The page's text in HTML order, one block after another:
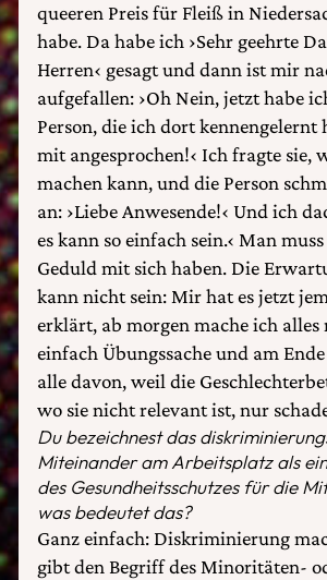
queeren Preis für Fleiß in
habe. Da habe ich ›Sehr geehrte
Herren‹ gesagt und dann ist mir
aufgefallen: ›Oh Nein, jetzt habe
Person, die ich dort kennengelernt
mit angesprochen!‹ Ich fragte sie,
machen kann, und die Person
an: ›Liebe Anwesende!‹ Und ich
es kann so einfach sein.‹ Man
Geduld mit sich haben. Die
kann nicht sein: Mir hat es jetzt
erklärt, ab morgen mache ich alles
einfach Übungssache und am
alle davon, weil die
wo sie nicht relevant ist, nur
Du bezeichnest das
Miteinander am Arbeitsplatz als
des Gesundheitsschutzes für die
was bedeutet das?
Ganz einfach: Diskriminierung
gibt den Begriff des Minoritäten-